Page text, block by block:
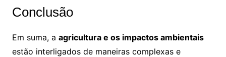
Conclusão
Em suma, a agricultura e os impactos ambientais
estão interligados de maneiras complexas e